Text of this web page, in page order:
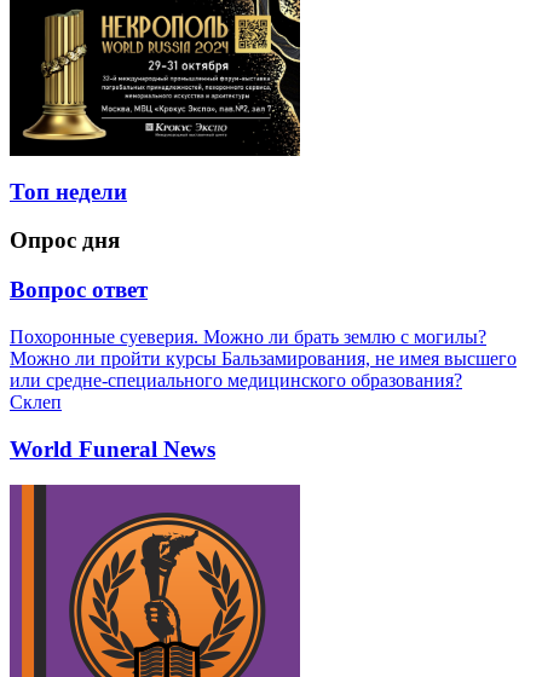
Топ недели
Опрос дня
Вопрос ответ
Похоронные суеверия. Можно ли брать землю с могилы?
Можно ли пройти курсы Бальзамирования, не имея высшего
или средне-специального медицинского образования?
Склеп
World Funeral News